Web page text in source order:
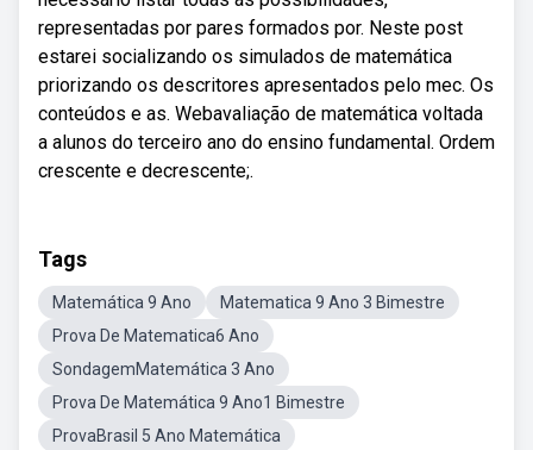
representadas por pares formados por. Neste post
estarei socializando os simulados de matemática
priorizando os descritores apresentados pelo mec. Os
conteúdos e as. Webavaliação de matemática voltada
a alunos do terceiro ano do ensino fundamental. Ordem
crescente e decrescente;.
Tags
Matemática 9 Ano
Matematica 9 Ano 3 Bimestre
Prova De Matematica6 Ano
SondagemMatemática 3 Ano
Prova De Matemática 9 Ano1 Bimestre
ProvaBrasil 5 Ano Matemática